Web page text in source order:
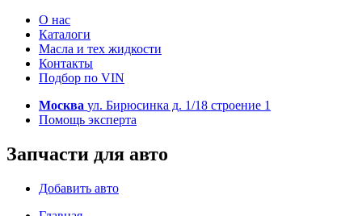
О нас
Каталоги
Масла и тех жидкости
Контакты
Подбор по VIN
Москва ул. Бирюсинка д. 1/18 строение 1
Помощь эксперта
Запчасти для авто
Добавить авто